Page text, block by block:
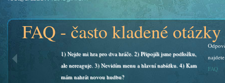
FAQ - často kladené otázky
1) Nejde mi hra pro dva hráče. 2) Připojili jsme podložku,
ale nereaguje. 3) Nevidím menu a hlavní nabídku. 4) Kam
mám nahrát novou hudbu?
FAQ